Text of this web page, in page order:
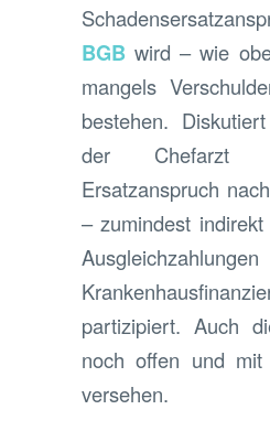
BGBwird – wie
mangels
bestehen.
der Chefarzt
Ersatzanspruch nach
– zumindest
partizipiert. Auch
noch offen und mit
versehen.